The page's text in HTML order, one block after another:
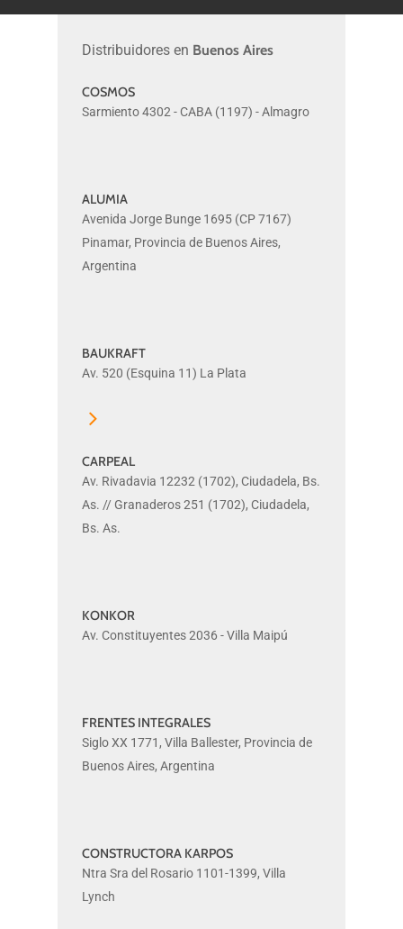
Distribuidores en Buenos Aires
COSMOS
COSMOS
Sarmiento 4302 - CABA (1197) - Almagro
ALUMIA
ALUMIA
Avenida Jorge Bunge 1695 (CP 7167)
Pinamar, Provincia de Buenos Aires,
Argentina
BAUKRAFT
BAUKRAFT
Av. 520 (Esquina 11) La Plata
CARPEAL
CARPEAL
Av. Rivadavia 12232 (1702), Ciudadela, Bs.
As. // Granaderos 251 (1702), Ciudadela,
Bs. As.
KONKOR
KONKOR
Av. Constituyentes 2036 - Villa Maipú
FRENTES
INTEGRALES
FRENTES INTEGRALES
Siglo XX 1771, Villa Ballester, Provincia de
Buenos Aires, Argentina
CONSTRUCTORA
KARPOS
CONSTRUCTORA KARPOS
Ntra Sra del Rosario 1101-1399, Villa
Lynch